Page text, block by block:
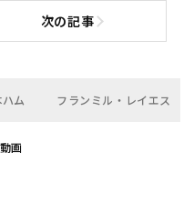
次の記事次の記事へ
ム フランミル・レイエス
画